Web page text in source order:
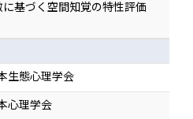
に基づく空間知覚の特性評価
生態心理学会
心理学会